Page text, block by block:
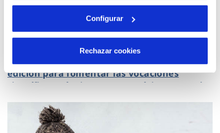
Configurar
Rechazar cookies
El programa AQUAE STEM arranca su tercera
edición para fomentar las vocaciones
científicas, técnicas y matemáticas entre las